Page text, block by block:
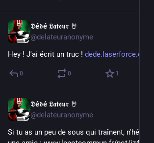
𝕯é𝖉é 𝕷𝖆𝖙𝖊𝖚𝖗 🤘
@delateuranonyme
Hey ! J'ai écrit un truc ! dede.laserforce.org/
0 0 1
𝕯é𝖉é 𝕷𝖆𝖙𝖊𝖚𝖗 🤘
@delateuranonyme
Si tu as un peu de sous qui traînent, n'hésite